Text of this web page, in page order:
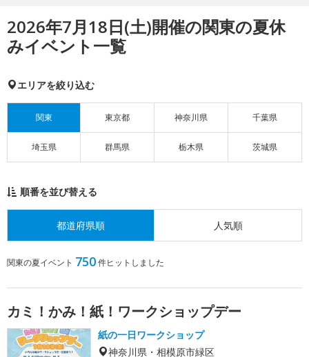
2026年7月18日(土)開催の関東の夏休
みイベント一覧
エリアを絞り込む
関東 東京都 神奈川県 千葉県
埼玉県 群馬県 栃木県 茨城県
順番を並び替える
都道府県順 人気順
関東の夏イベント 750件ヒットしました
カミ！かみ！紙！ワークショップデー
紙の一日ワークショップ
神奈川県・相模原市緑区